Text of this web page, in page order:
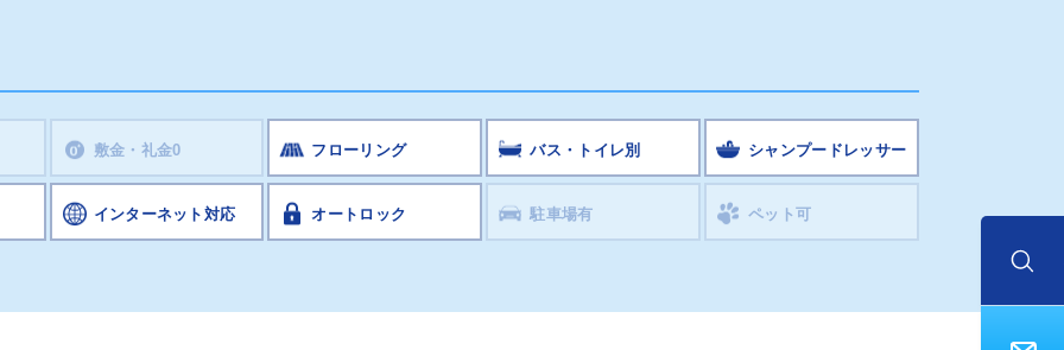
敷金・礼金0 フローリング バス・トイレ別 シャンプードレッサー
インターネット対応 オートロック 駐車場有 ペット可